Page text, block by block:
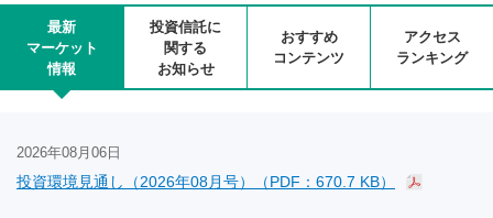
最新
マーケット
情報
投資信託に
関する
お知らせ
おすすめ
コンテンツ
アクセス
ランキング
2026年08月06日
投資環境見通し（2026年08月号）（PDF：670.7 KB）